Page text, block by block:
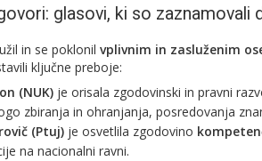
glasovi, ki so
in se poklonil vplivnim in zasluženim
ključne preboje:
(NUK) je orisala zgodovinski in pravni
zbiranja in ohranjanja, posredovanja
(Ptuj) je osvetlila zgodovino
na nacionalni ravni.